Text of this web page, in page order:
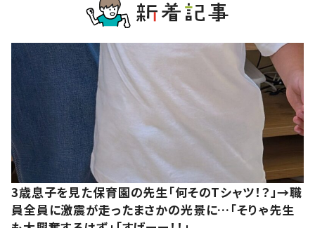
3歳息子を見た保育園の先生「何そのTシャツ！？」→職
員全員に激震が走ったまさかの光景に…「そりゃ先生